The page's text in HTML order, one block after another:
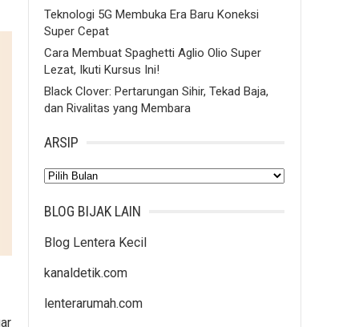
Teknologi 5G Membuka Era Baru Koneksi
Super Cepat
Cara Membuat Spaghetti Aglio Olio Super
Lezat, Ikuti Kursus Ini!
Black Clover: Pertarungan Sihir, Tekad Baja,
dan Rivalitas yang Membara
ARSIP
Arsip
BLOG BIJAK LAIN
Blog Lentera Kecil
kanaldetik.com
lenterarumah.com